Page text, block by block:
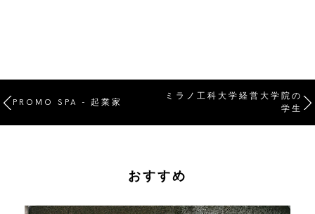
PROMO SPA - 起業家
ミラノ工科大学経営大学院の
学生
おすすめ